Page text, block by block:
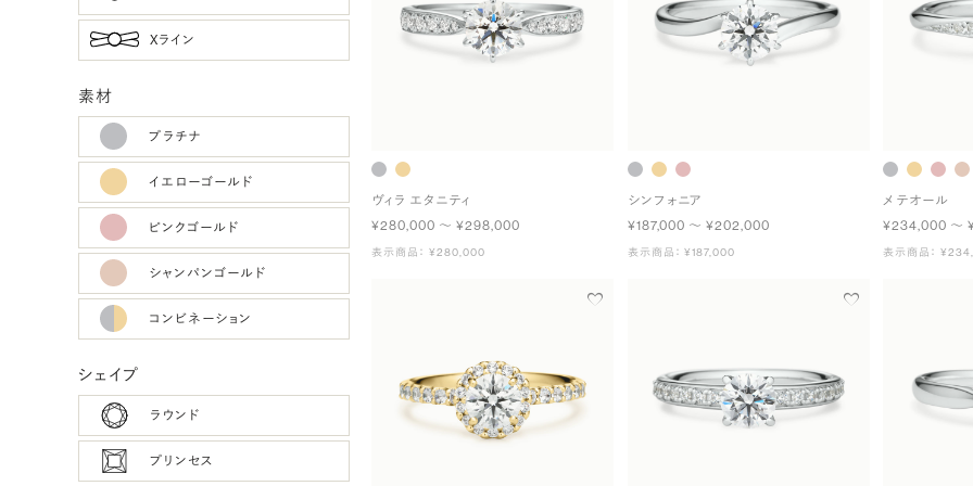
Xライン
素材
プラチナ
イエローゴールド
ピンクゴールド
シャンパンゴールド
コンビネーション
シェイプ
ラウンド
プリンセス
ヴィラ エタニティ
¥280,000 〜 ¥298,000
表示商品： ¥280,000
シンフォニア
¥187,000 〜 ¥202,000
表示商品： ¥187,000
メテオール
¥234,000 〜
表示商品：